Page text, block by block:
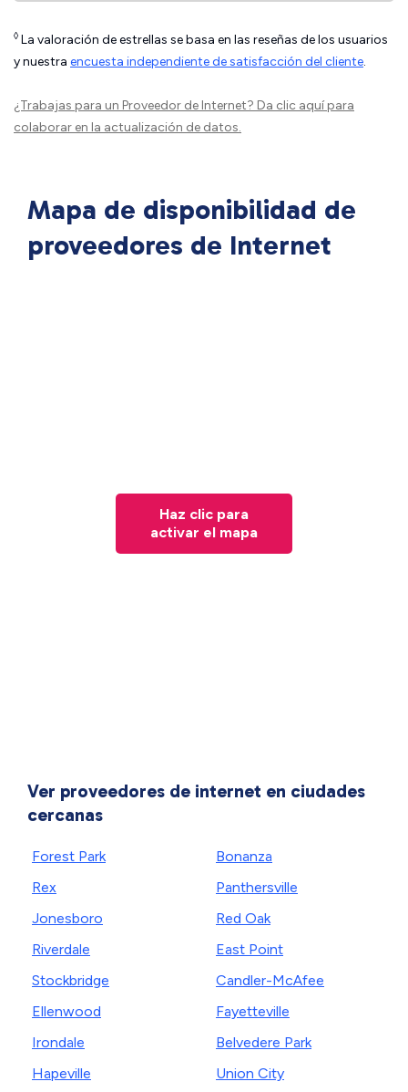
◊ La valoración de estrellas se basa en las reseñas de los usuarios
y nuestra encuesta independiente de satisfacción del cliente.
¿Trabajas para un Proveedor de Internet? Da clic aquípara
colaborar en la actualización de datos.
Mapa de disponibilidad de
proveedores de Internet
Haz clic para
activar el mapa
Ver proveedores de internet en ciudades
cercanas
Forest Park
Rex
Jonesboro
Riverdale
Stockbridge
Ellenwood
Irondale
Hapeville
Bonanza
Panthersville
Red Oak
East Point
Candler-McAfee
Fayetteville
Belvedere Park
Union City